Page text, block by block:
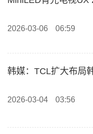
2026-03-06 06:59
韩媒：TCL扩大布局
2026-03-04 03:56